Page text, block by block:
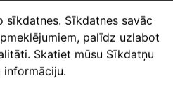
sīkdatnes. Sīkdatnes savāc
palīdz uzlabot
Skatiet mūsu Sīkdatņu